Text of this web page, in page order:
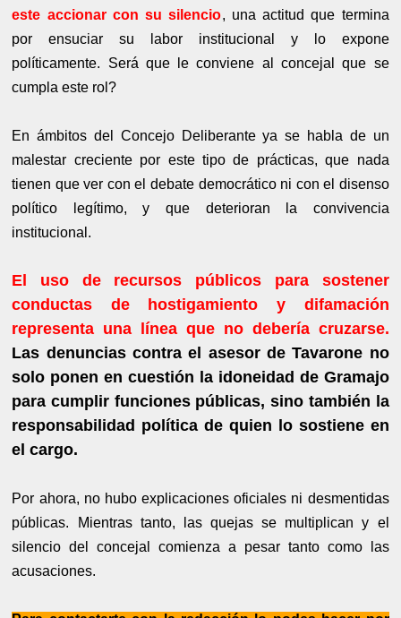
este accionar con su silencio, una actitud que termina
por ensuciar su labor institucional y lo expone
políticamente. Será que le conviene al concejal que se
cumpla este rol?
En ámbitos del Concejo Deliberante ya se habla de un
malestar creciente por este tipo de prácticas, que nada
tienen que ver con el debate democrático ni con el disenso
político legítimo, y que deterioran la convivencia
institucional.
El uso de recursos públicos para sostener
conductas de hostigamiento y difamación
representa una línea que no debería cruzarse.
Las denuncias contra el asesor de Tavarone no
solo ponen en cuestión la idoneidad de Gramajo
para cumplir funciones públicas, sino también la
responsabilidad política de quien lo sostiene en
el cargo.
Por ahora, no hubo explicaciones oficiales ni desmentidas
públicas. Mientras tanto, las quejas se multiplican y el
silencio del concejal comienza a pesar tanto como las
acusaciones.